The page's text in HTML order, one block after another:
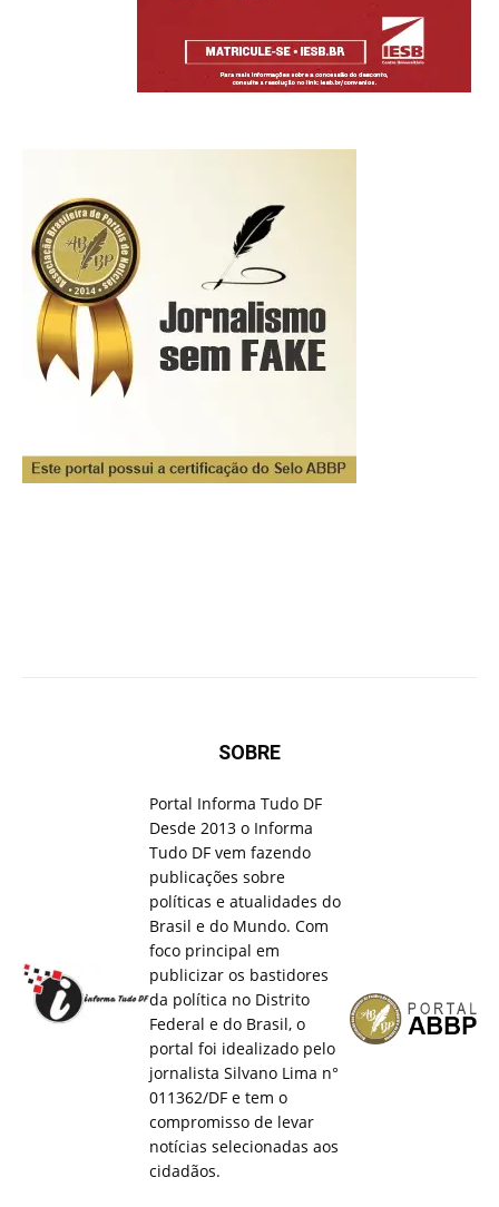
SOBRE
Portal Informa Tudo DF
Desde 2013 o Informa
Tudo DF vem fazendo
publicações sobre
políticas e atualidades do
Brasil e do Mundo. Com
foco principal em
publicizar os bastidores
da política no Distrito
Federal e do Brasil, o
portal foi idealizado pelo
jornalista Silvano Lima n°
011362/DF e tem o
compromisso de levar
notícias selecionadas aos
cidadãos.